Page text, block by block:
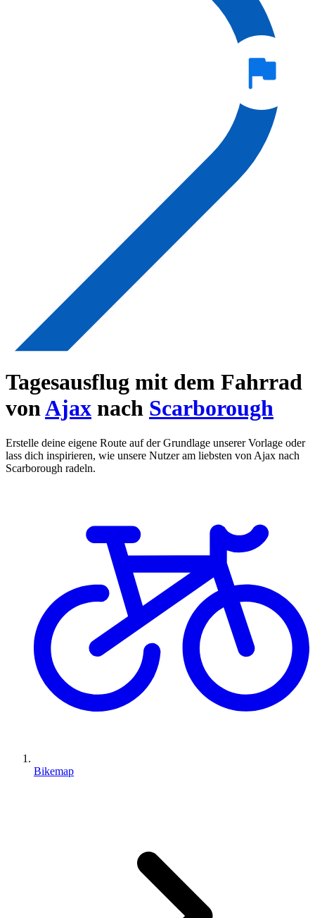
Tagesausflug mit dem Fahrrad
vonAjax nach Scarborough
Erstelle deine eigene Route auf der Grundlage unserer Vorlage oder
lass dich inspirieren, wie unsere Nutzer am liebsten von Ajax nach
Scarborough radeln.
Bikemap